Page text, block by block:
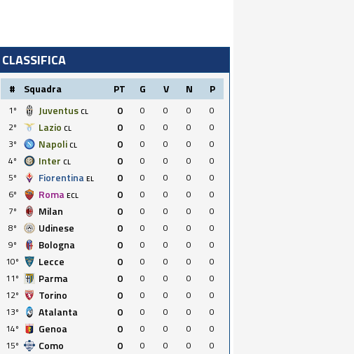
CLASSIFICA
# Squadra PT G V N P
1º Juventus CL 0 0 0 0
0
2º
Lazio CL 0 0 0 0
0
3º
Napoli CL 0 0 0 0
0
4º
Inter CL 0 0 0 0
0
5º
Fiorentina EL 0 0 0 0
0
6º
Roma ECL 0 0 0 0
0
7º
Milan 0 0 0 0
0
8º
Udinese 0 0 0 0
0
9º
Bologna 0 0 0 0
0
10º
Lecce 0 0 0 0
0
11º
Parma 0 0 0 0
0
12º
Torino 0 0 0 0
0
13º
Atalanta 0 0 0 0
0
14º
Genoa 0 0 0 0
0
15º
Como 0 0 0 0 0